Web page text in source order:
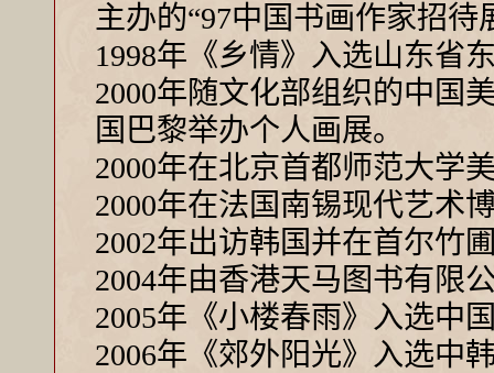
主办的“97中国书画作家招待
1998年《乡情》入选山东省
2000年随文化部组织的中国
国巴黎举办个人画展。
2000年在北京首都师范大学
2000年在法国南锡现代艺术
2002年出访韩国并在首尔竹
2004年由香港天马图书有限
2005年《小楼春雨》入选中
2006年《郊外阳光》入选中